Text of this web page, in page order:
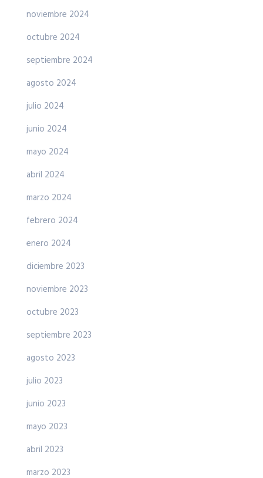
noviembre 2024
octubre 2024
septiembre 2024
agosto 2024
julio 2024
junio 2024
mayo 2024
abril 2024
marzo 2024
febrero 2024
enero 2024
diciembre 2023
noviembre 2023
octubre 2023
septiembre 2023
agosto 2023
julio 2023
junio 2023
mayo 2023
abril 2023
marzo 2023